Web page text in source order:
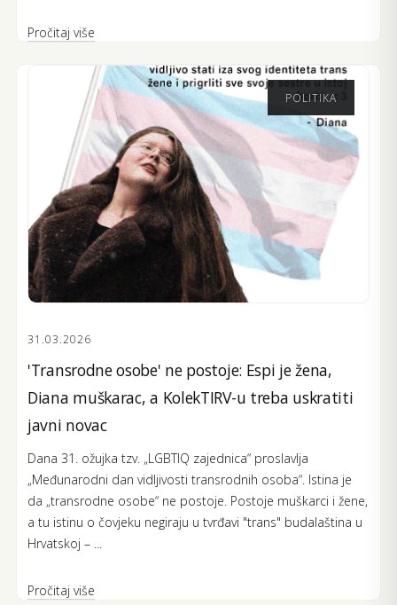
Pročitaj više
POLITIKA
31.03.2026
'Transrodne osobe' ne postoje: Espi je žena,
Diana muškarac, a KolekTIRV-u treba uskratiti
javni novac
Dana 31. ožujka tzv. „LGBTIQ zajednica“ proslavlja
„Međunarodni dan vidljivosti transrodnih osoba“. Istina je
da „transrodne osobe“ ne postoje. Postoje muškarci i žene,
a tu istinu o čovjeku negiraju u tvrđavi "trans" budalaština u
Hrvatskoj – ...
Pročitaj više